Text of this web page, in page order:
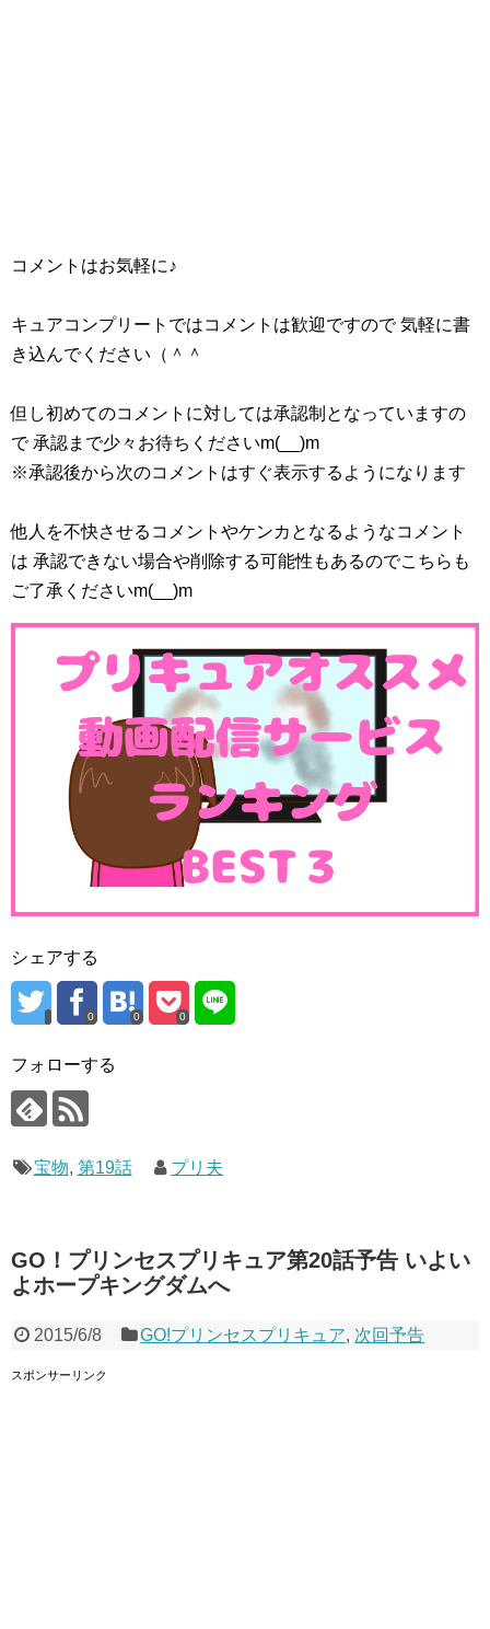
コメントはお気軽に♪
キュアコンプリートではコメントは歓迎ですので 気軽に書
き込んでください（＾＾
但し初めてのコメントに対しては承認制となっていますの
で 承認まで少々お待ちくださいm(__)m
※承認後から次のコメントはすぐ表示するようになります
他人を不快させるコメントやケンカとなるようなコメント
は 承認できない場合や削除する可能性もあるのでこちらも
ご了承くださいm(__)m
シェアする
0 0 0
フォローする
宝物, 第19話 プリ夫
GO！プリンセスプリキュア第20話予告 いよい
よホープキングダムへ
2015/6/8 GO!プリンセスプリキュア, 次回予告
スポンサーリンク